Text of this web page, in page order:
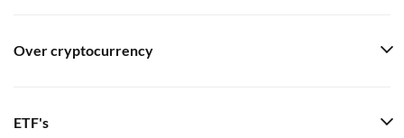
Over cryptocurrency
ETF's